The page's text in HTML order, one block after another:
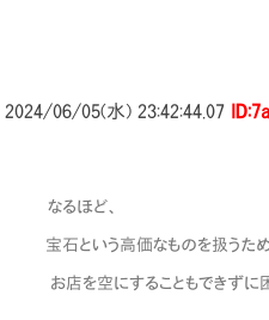
2024/06/05(水) 23:42:44.07
ど、
価なものを扱うため
もできずに困っていた